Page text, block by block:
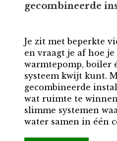
gecombineerde
Je zit met beperkte
en vraagt je af hoe je
warmtepomp, boiler
systeem kwijt kunt.
gecombineerde
wat ruimte te
slimme systemen
water samen in één